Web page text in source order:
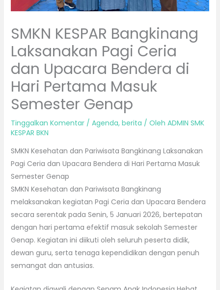
SMKN KESPAR Bangkinang
Laksanakan Pagi Ceria
dan Upacara Bendera di
Hari Pertama Masuk
Semester Genap
Tinggalkan Komentar / Agenda, berita / Oleh ADMIN SMK
KESPAR BKN
SMKN Kesehatan dan Pariwisata Bangkinang Laksanakan
Pagi Ceria dan Upacara Bendera di Hari Pertama Masuk
Semester Genap
SMKN Kesehatan dan Pariwisata Bangkinang
melaksanakan kegiatan Pagi Ceria dan Upacara Bendera
secara serentak pada Senin, 5 Januari 2026, bertepatan
dengan hari pertama efektif masuk sekolah Semester
Genap. Kegiatan ini diikuti oleh seluruh peserta didik,
dewan guru, serta tenaga kependidikan dengan penuh
semangat dan antusias.